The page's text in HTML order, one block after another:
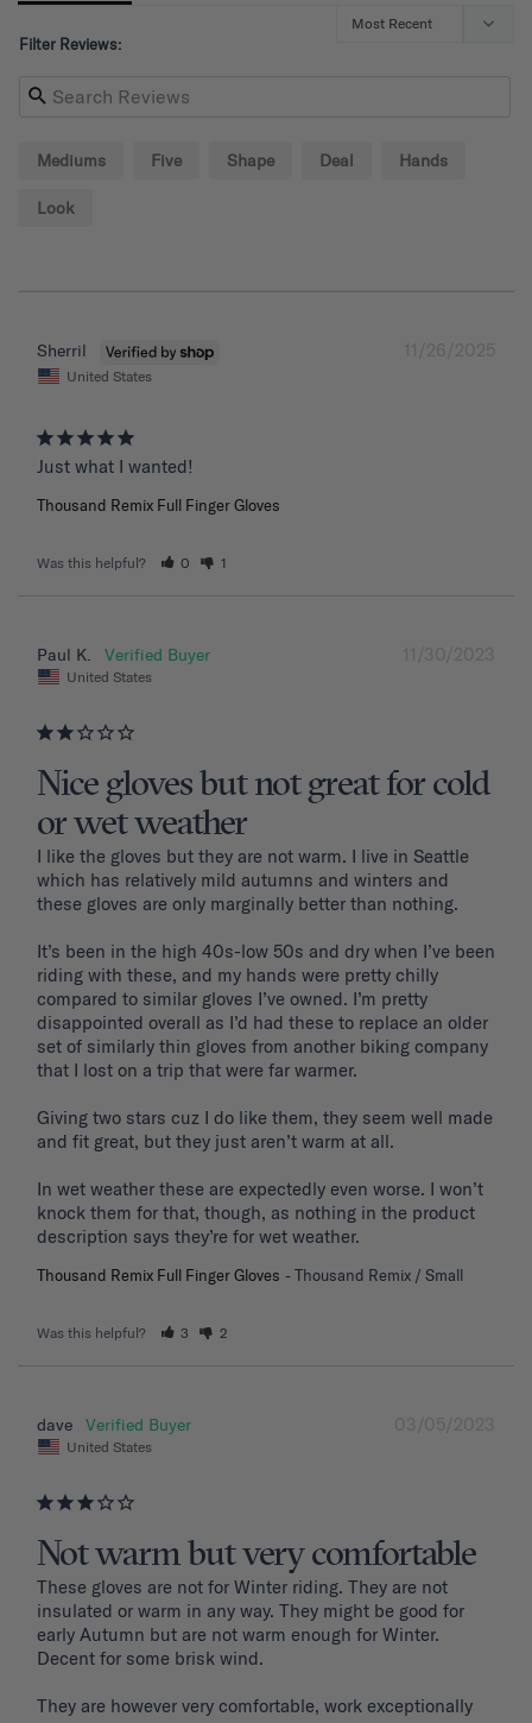
Filter Reviews:
Mediums Five Shape Deal Hands
Look
11/26/2025
Sherril
United States
Just what I wanted!
Thousand Remix Full Finger Gloves
Was this helpful? 0 1
11/30/2023
Paul K.
United States
Nice gloves but not great for cold
or wet weather
I like the gloves but they are not warm. I live in Seattle
which has relatively mild autumns and winters and
these gloves are only marginally better than nothing.
It’s been in the high 40s-low 50s and dry when I’ve been
riding with these, and my hands were pretty chilly
compared to similar gloves I’ve owned. I’m pretty
disappointed overall as I’d had these to replace an older
set of similarly thin gloves from another biking company
that I lost on a trip that were far warmer.
Giving two stars cuz I do like them, they seem well made
and fit great, but they just aren’t warm at all.
In wet weather these are expectedly even worse. I won’t
knock them for that, though, as nothing in the product
Thousand Remix Full Finger Gloves Thousand Remix / Small
Was this helpful? 3 2
03/05/2023
dave
United States
Not warm but very comfortable
These gloves are not for Winter riding. They are not
insulated or warm in any way. They might be good for
early Autumn but are not warm enough for Winter.
Decent for some brisk wind.
They are however very comfortable, work exceptionally